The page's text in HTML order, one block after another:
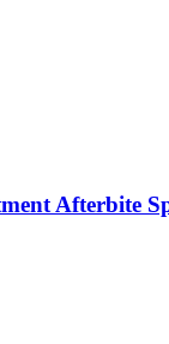
Afterbite